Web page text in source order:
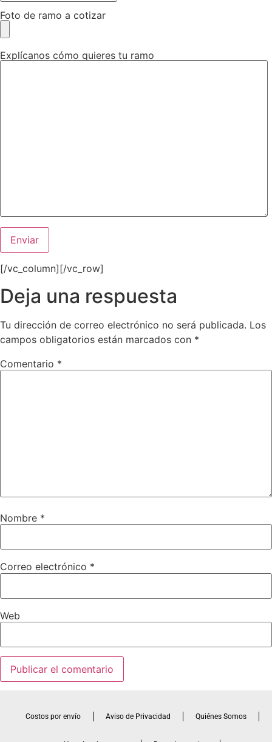
Foto de ramo a cotizar
Explícanos cómo quieres tu ramo
[/vc_column][/vc_row]
Deja una respuesta
Tu dirección de correo electrónico no será publicada. Los
campos obligatorios están marcados con *
Comentario *
Nombre *
Correo electrónico *
Web
Costos por envío Aviso de Privacidad Quiénes Somos